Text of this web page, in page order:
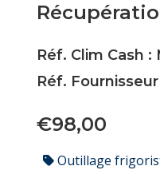
Réf. Clim Cash :
Réf.
€98,00
Outillage